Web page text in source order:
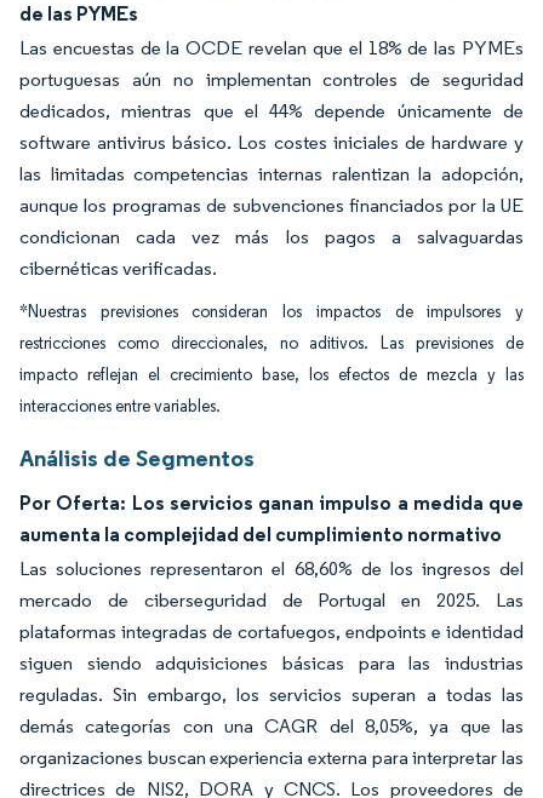
de las PYMEs
Las encuestas de la OCDE revelan que el 18% de las PYMEs
portuguesas aún no implementan controles de seguridad
dedicados, mientras que el 44% depende únicamente de
software antivirus básico. Los costes iniciales de hardware y
las limitadas competencias internas ralentizan la adopción,
aunque los programas de subvenciones financiados por la UE
condicionan cada vez más los pagos a salvaguardas
cibernéticas verificadas.
*Nuestras previsiones consideran los impactos de impulsores y
restricciones como direccionales, no aditivos. Las previsiones de
impacto reflejan el crecimiento base, los efectos de mezcla y las
interacciones entre variables.
Análisis de Segmentos
Por Oferta: Los servicios ganan impulso a medida que
aumenta la complejidad del cumplimiento normativo
Las soluciones representaron el 68,60% de los ingresos del
mercado de ciberseguridad de Portugal en 2025. Las
plataformas integradas de cortafuegos, endpoints e identidad
siguen siendo adquisiciones básicas para las industrias
reguladas. Sin embargo, los servicios superan a todas las
demás categorías con una CAGR del 8,05%, ya que las
organizaciones buscan experiencia externa para interpretar las
directrices de NIS2, DORA y CNCS. Los proveedores de